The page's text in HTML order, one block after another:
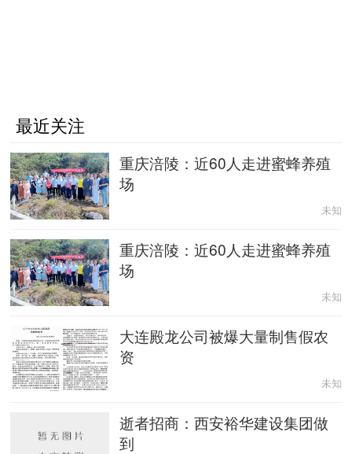
最近关注
重庆涪陵：近60人走进蜜蜂养殖
场
未知
重庆涪陵：近60人走进蜜蜂养殖
场
未知
大连殿龙公司被爆大量制售假农
资
未知
逝者招商：西安裕华建设集团做
到